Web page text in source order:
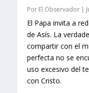
Por El Observador |
El Papa invita a
de Asís. La
compartir con el
perfecta no se
uso excesivo del
con Cristo.